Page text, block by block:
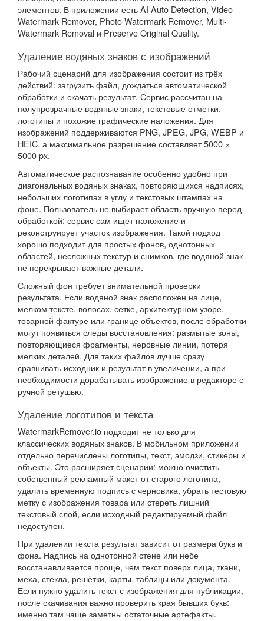
элементов. В приложении есть AI Auto Detection, Video
Watermark Remover, Photo Watermark Remover, Multi-
Watermark Removal и Preserve Original Quality.
Удаление водяных знаков с изображений
Рабочий сценарий для изображения состоит из трёх
действий: загрузить файл, дождаться автоматической
обработки и скачать результат. Сервис рассчитан на
полупрозрачные водяные знаки, текстовые отметки,
логотипы и похожие графические наложения. Для
изображений поддерживаются PNG, JPEG, JPG, WEBP и
HEIC, а максимальное разрешение составляет 5000 ×
5000 px.
Автоматическое распознавание особенно удобно при
диагональных водяных знаках, повторяющихся надписях,
небольших логотипах в углу и текстовых штампах на
фоне. Пользователь не выбирает область вручную перед
обработкой: сервис сам ищет наложение и
реконструирует участок изображения. Такой подход
хорошо подходит для простых фонов, однотонных
областей, несложных текстур и снимков, где водяной знак
не перекрывает важные детали.
Сложный фон требует внимательной проверки
результата. Если водяной знак расположен на лице,
мелком тексте, волосах, сетке, архитектурном узоре,
товарной фактуре или границе объектов, после обработки
могут появиться следы восстановления: размытые зоны,
повторяющиеся фрагменты, неровные линии, потеря
мелких деталей. Для таких файлов лучше сразу
сравнивать исходник и результат в увеличении, а при
необходимости дорабатывать изображение в редакторе с
ручной ретушью.
Удаление логотипов и текста
WatermarkRemover.io подходит не только для
классических водяных знаков. В мобильном приложении
отдельно перечислены логотипы, текст, эмодзи, стикеры и
объекты. Это расширяет сценарии: можно очистить
собственный рекламный макет от старого логотипа,
удалить временную подпись с черновика, убрать тестовую
метку с изображения товара или стереть лишний
текстовый слой, если исходный редактируемый файл
недоступен.
При удалении текста результат зависит от размера букв и
фона. Надпись на однотонной стене или небе
восстанавливается проще, чем текст поверх лица, ткани,
меха, стекла, решётки, карты, таблицы или документа.
Если нужно удалить текст с изображения для публикации,
после скачивания важно проверить края бывших букв:
именно там чаще заметны остаточные артефакты.